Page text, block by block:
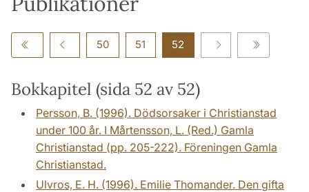
50 51 52
Bokkapitel (sida 52 av 52)
Persson, B. (1996). Dödsorsaker i Christianstad
under 100 år. I Mårtensson, L. (Red.) Gamla
Christianstad (pp. 205-222). Föreningen Gamla
Christianstad.
Ulvros, E. H. (1996). Emilie Thomander. Den gifta